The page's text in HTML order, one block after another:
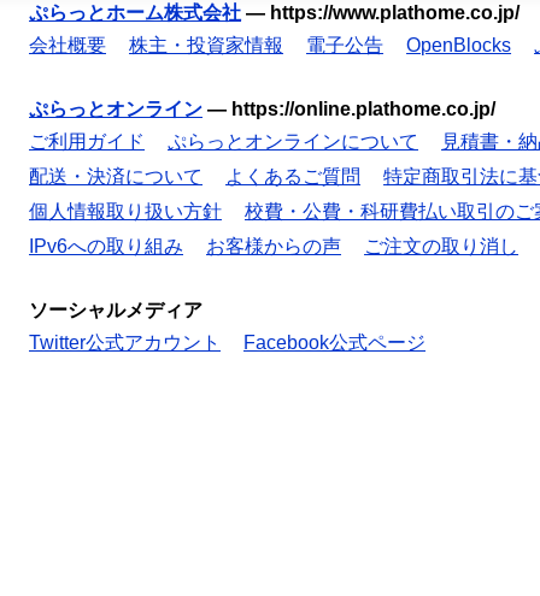
ぷらっとホーム株式会社 — https://www.plathome.co.jp/
会社概要
株主・投資家情報 電子公告 OpenBlocks
ぷらっとオンライン — https://online.plathome.co.jp/
ご利用ガイド
ぷらっとオンラインについて
見積書・
配送・決済について
よくあるご質問
特定商取引法に
個人情報取り扱い方針
校費・公費・科研費払い取引のご
IPv6への取り組み
お客様からの声 ご注文の取り消し
ソーシャルメディア
Twitter公式アカウント
Facebook公式ページ